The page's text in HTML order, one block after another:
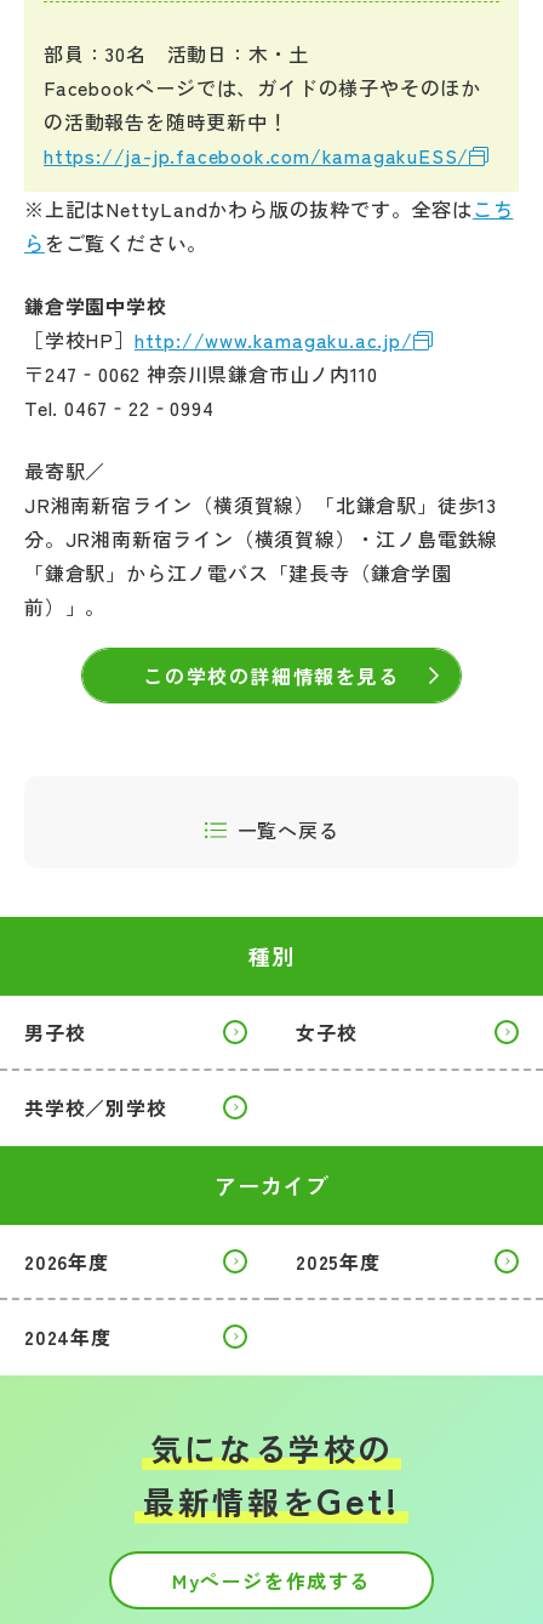
部員：30名 活動日：木・土
Facebookページでは、ガイドの様子やそのほか
の活動報告を随時更新中！
https://ja-jp.facebook.com/kamagakuESS/
※上記はNettyLandかわら版の抜粋です。全容はこち
ら をご覧ください。
鎌倉学園中学校
［学校HP］ http://www.kamagaku.ac.jp/
〒247‐0062 神奈川県鎌倉市山ノ内110
Tel. 0467‐22‐0994
最寄駅／
JR湘南新宿ライン（横須賀線）「北鎌倉駅」徒歩13
分。JR湘南新宿ライン（横須賀線）・江ノ島電鉄線
「鎌倉駅」から江ノ電バス「建長寺（鎌倉学園
前）」。
この学校の詳細情報を見る
一覧へ戻る
種別
男子校 女子校
共学校／別学校
アーカイブ
2026年度 2025年度
2024年度
気になる学校の
最新情報をGet!
Myページを作成する